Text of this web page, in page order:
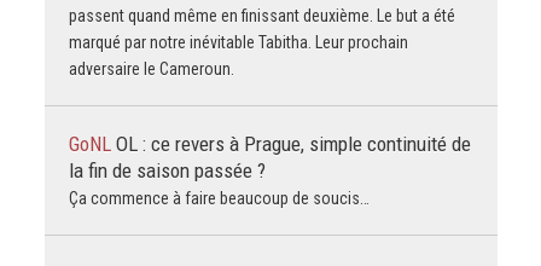
passent quand même en finissant deuxième. Le but a été
marqué par notre inévitable Tabitha. Leur prochain
adversaire le Cameroun.
GoNL OL : ce revers à Prague, simple continuité de
la fin de saison passée ?
Ça commence à faire beaucoup de soucis…